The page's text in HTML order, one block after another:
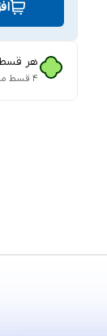
هر
۴ قسط ماهانه. بدون سود، چک و ضامن.